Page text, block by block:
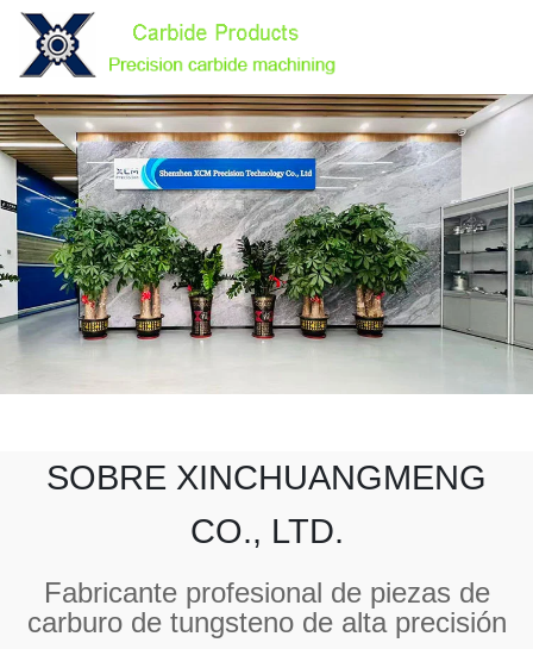
SOBRE XINCHUANGMENG
CO., LTD.
Fabricante profesional de piezas de
carburo de tungsteno de alta precisión